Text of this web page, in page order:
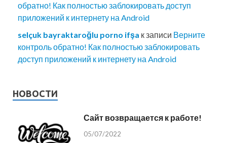
обратно! Как полностью заблокировать доступ
приложений к интернету на Android
selçuk bayraktaroğlu porno ifşa к записи Верните
контроль обратно! Как полностью заблокировать
доступ приложений к интернету на Android
НОВОСТИ
Сайт возвращается к работе!
05/07/2022